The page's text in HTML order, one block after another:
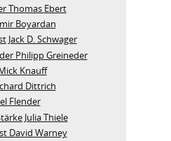
Thomas Ebert
Boyardan
Jack D. Schwager
Philipp Greineder
Knauff
Dittrich
Flender
Julia Thiele
David Warney